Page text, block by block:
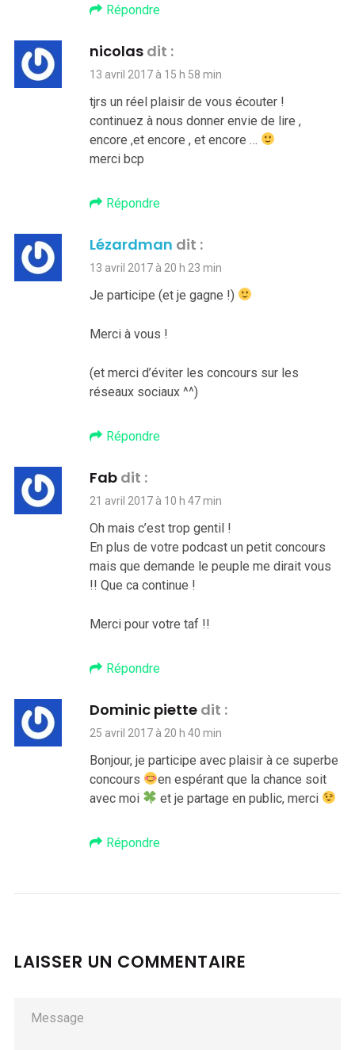
Répondre
nicolas dit :
13 avril 2017 à 15 h 58 min
tjrs un réel plaisir de vous écouter !
continuez à nous donner envie de lire ,
encore ,et encore , et encore …
merci bcp
Répondre
Lézardman dit :
13 avril 2017 à 20 h 23 min
Je participe (et je gagne !)
Merci à vous !
(et merci d’éviter les concours sur les
réseaux sociaux ^^)
Répondre
Fab dit :
21 avril 2017 à 10 h 47 min
Oh mais c’est trop gentil !
En plus de votre podcast un petit concours
mais que demande le peuple me dirait vous
!! Que ca continue !
Merci pour votre taf !!
Répondre
Dominic piette dit :
25 avril 2017 à 20 h 40 min
Bonjour, je participe avec plaisir à ce superbe
concours
en espérant que la chance soit
avec moi
et je partage en public, merci
Répondre
LAISSER UN COMMENTAIRE